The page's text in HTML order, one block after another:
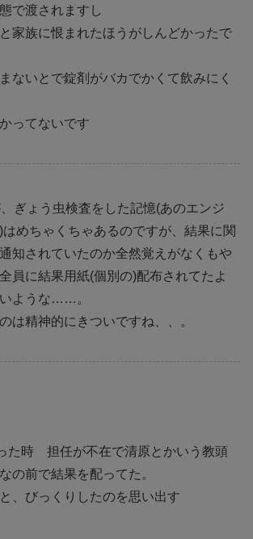
で渡されますし
家族に恨まれたほうがしんどかったで
ないとで錠剤がバカでかくて飲みにく
ってないです
ぎょう虫検査をした記憶(あのエンジ
はめちゃくちゃあるのですが、結果に関
知されていたのか全然覚えがなくもや
員に結果用紙(個別の)配布されてたよ
ような……。
は精神的にきついですね、、。
た時 担任が不在で清原とかいう教頭
の前で結果を配ってた。
、びっくりしたのを思い出す